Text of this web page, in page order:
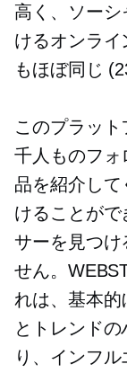
高く、ソー
けるオンラ
もほぼ同じ
このプラッ
千人ものフォ
品を紹介し
けることが
サーを見つけ
せん。
れは、基本的
とトレンド
り、インフル